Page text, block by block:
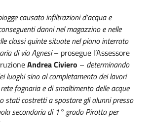
causato infiltrazioni d’acqua e
danni nel magazzino e nelle
classi quinte situate nel piano interrato
di via Agnesi– prosegue l’Assessore
Andrea Civiero – determinando
luoghi sino al completamento dei lavori
fognaria e di smaltimento delle acque
stati costretti a spostare gli alunni presso
secondaria di 1° grado Pirotta per